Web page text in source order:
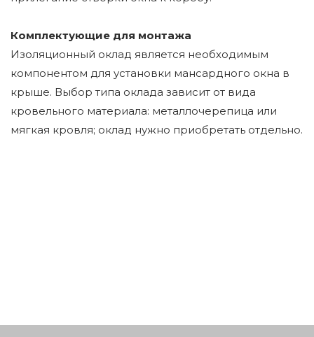
Комплектующие для монтажа
Изоляционный оклад является необходимым
компонентом для установки мансардного окна в
крыше. Выбор типа оклада зависит от вида
кровельного материала: металлочерепица или
мягкая кровля; оклад нужно приобретать отдельно.